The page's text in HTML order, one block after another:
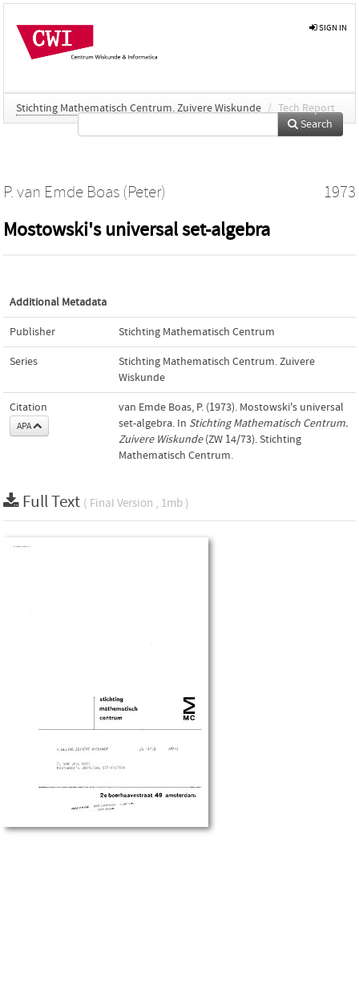
SIGN IN
Stichting Mathematisch Centrum. Zuivere Wiskunde / Tech Report
Search
P. van Emde Boas (Peter) 1973
Mostowski's universal set-algebra
Additional Metadata
Publisher Stichting Mathematisch Centrum
Series
Stichting Mathematisch Centrum. Zuivere
Wiskunde
Citation
APA
van Emde Boas, P. (1973). Mostowski's universal
set-algebra. In Stichting Mathematisch Centrum.
Zuivere Wiskunde(ZW 14/73). Stichting
Mathematisch Centrum.
Full Text ( Final Version , 1mb )